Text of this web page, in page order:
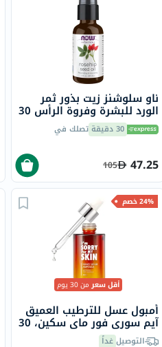
ناو سلوشنز زيت بذور ثمر
الورد للبشرة وفروة الرأس 30
مل 30 دقيقة تصلك في
47.25
105
24% خصم
أقل سعرمن 30 يوم
أمبول عسل للترطيب العميق
آيم سوري فور ماي سكين، 30
ملالتوصيلغداً